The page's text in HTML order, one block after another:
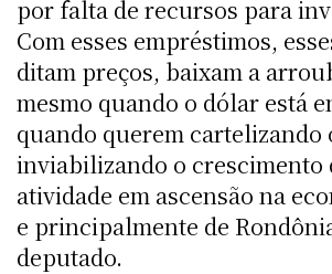
por falta de recursos para
Com esses empréstimos,
ditam preços, baixam a
mesmo quando o dólar está
quando querem cartelizando
inviabilizando o crescimento
atividade em ascensão na
e principalmente de
deputado.